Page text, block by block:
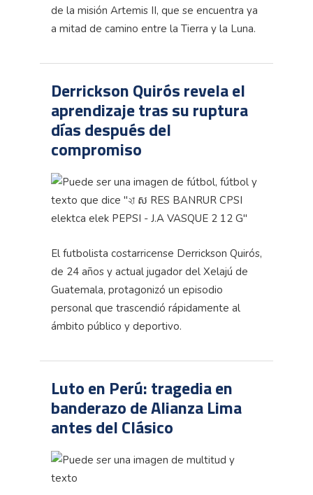
de la misión Artemis II, que se encuentra ya
a mitad de camino entre la Tierra y la Luna.
Derrickson Quirós revela el
aprendizaje tras su ruptura
días después del
compromiso
El futbolista costarricense Derrickson Quirós,
de 24 años y actual jugador del Xelajú de
Guatemala, protagonizó un episodio
personal que trascendió rápidamente al
ámbito público y deportivo.
Luto en Perú: tragedia en
banderazo de Alianza Lima
antes del Clásico